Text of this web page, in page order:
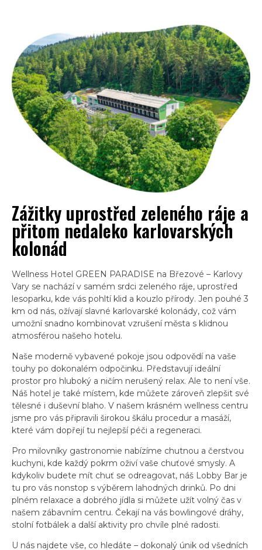
Zážitky uprostřed zeleného ráje a
přitom nedaleko karlovarských
kolonád
Wellness Hotel GREEN PARADISE na Březové – Karlovy
Vary se nachází v samém srdci zeleného ráje, uprostřed
lesoparku, kde vás pohltí klid a kouzlo přírody. Jen pouhé 3
km od nás, ožívají slavné karlovarské kolonády, což vám
umožní snadno kombinovat vzrušení města s klidnou
atmosférou našeho hotelu.
Naše moderně vybavené pokoje jsou odpovědí na vaše
touhy po dokonalém odpočinku. Představují ideální
prostor pro hluboký a ničím nerušený relax. Ale to není vše.
Náš hotel je také místem, kde můžete zároveň zlepšit své
tělesné i duševní blaho. V našem krásném wellness centru
jsme pro vás připravili širokou škálu procedur a masáží,
které vám dopřejí tu nejlepší péči a regeneraci.
Pro milovníky gastronomie nabízíme chutnou a čerstvou
kuchyni, kde každý pokrm oživí vaše chuťové smysly. A
kdykoliv budete mít chuť se odreagovat, náš Lobby Bar je
tu pro vás nonstop s výběrem lahodných drinků. Po dni
plném relaxace a dobrého jídla si můžete užít volný čas v
našem zábavním centru. Čekají na vás bowlingové dráhy,
stolní fotbálek a další aktivity pro chvíle plné radosti.
U nás najdete vše, co hledáte – dokonalý únik od všedních